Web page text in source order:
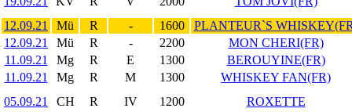
12.09.21
Mü R - 1600
PLANTEUR`S
12.09.21
Mü R - 2200
MON CHERI(FR)
11.09.21
Mg R E 1300
BEROUYINE(FR)
11.09.21
Mg R M 1300
WHISKEY FAN(FR)
05.09.21
CH R IV 1200
ROXETTE